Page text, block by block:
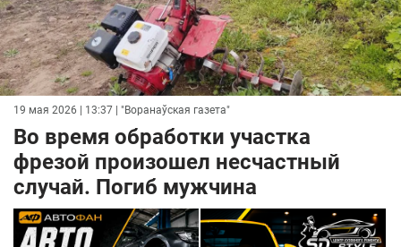
19 мая 2026 | 13:37 | "Воранаўская газета"
Во время обработки участка
фрезой произошел несчастный
случай. Погиб мужчина